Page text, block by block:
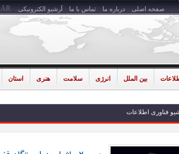
صفحه اصلی درباره ما تماس با ما آرشیو الکترونیکی AR
بین الملل انرژی سلامت هنری استان
فناوری اطلاعات